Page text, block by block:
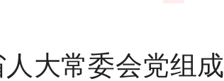
大常委会党组成